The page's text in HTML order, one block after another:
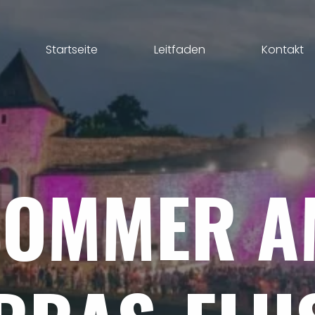
Startseite Leitfaden Kontakt